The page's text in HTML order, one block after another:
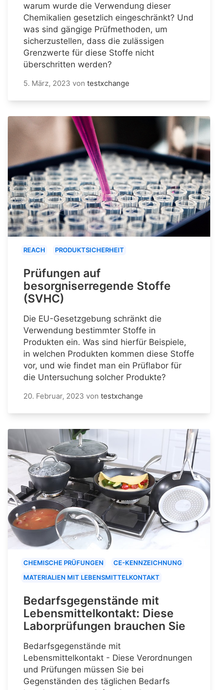
warum wurde die Verwendung dieser
Chemikalien gesetzlich eingeschränkt? Und
was sind gängige Prüfmethoden, um
sicherzustellen, dass die zulässigen
Grenzwerte für diese Stoffe nicht
überschritten werden?
5. März, 2023 von testxchange
REACH PRODUKTSICHERHEIT
Prüfungen auf
besorgniserregende Stoffe
(SVHC)
Die EU-Gesetzgebung schränkt die
Verwendung bestimmter Stoffe in
Produkten ein. Was sind hierfür Beispiele,
in welchen Produkten kommen diese Stoffe
vor, und wie findet man ein Prüflabor für
die Untersuchung solcher Produkte?
20. Februar, 2023 von testxchange
CHEMISCHE PRÜFUNGEN
CE-KENNZEICHNUNG
MATERIALIEN MIT LEBENSMITTELKONTAKT
Bedarfsgegenstände mit
Lebensmittelkontakt: Diese
Laborprüfungen brauchen Sie
Bedarfsgegenstände mit
Lebensmittelkontakt - Diese Verordnungen
und Prüfungen müssen Sie bei
Gegenständen des täglichen Bedarfs